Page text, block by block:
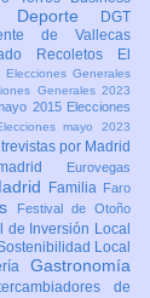
Deporte DGT
de Vallecas
Recoletos
El
Elecciones Generales
Generales 2023
2015 Elecciones
mayo 2023
por Madrid
Eurovegas
Familia Faro
Festival de Otoño
de Inversión Local
Local
Gastronomía
de